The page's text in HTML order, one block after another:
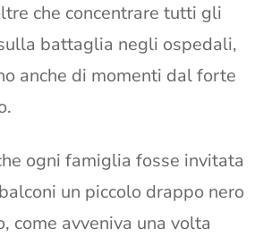
che concentrare tutti gli
battaglia negli ospedali,
anche di momenti dal forte
ogni famiglia fosse invitata
un piccolo drappo nero
come avveniva una volta